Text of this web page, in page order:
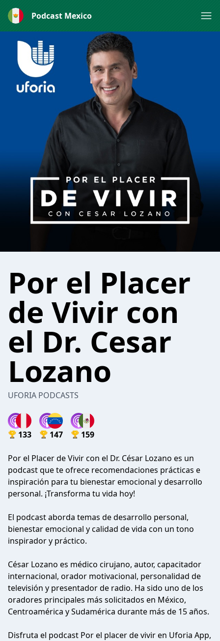
Podcast Mexico
Por el Placer
de Vivir con
el Dr. Cesar
Lozano
UFORIA PODCASTS
133 147 159
Por el Placer de Vivir con el Dr. César Lozano es un
podcast que te ofrece recomendaciones prácticas e
inspiración para tu bienestar emocional y desarrollo
personal. ¡Transforma tu vida hoy!
El podcast aborda temas de desarrollo personal,
bienestar emocional y calidad de vida con un tono
inspirador y práctico.
César Lozano es médico cirujano, autor, capacitador
internacional, orador motivacional, personalidad de
televisión y presentador de radio. Ha sido uno de los
oradores principales más solicitados en México,
Centroamérica y Sudamérica durante más de 15 años.
Disfruta el podcast Por el placer de vivir en Uforia App,